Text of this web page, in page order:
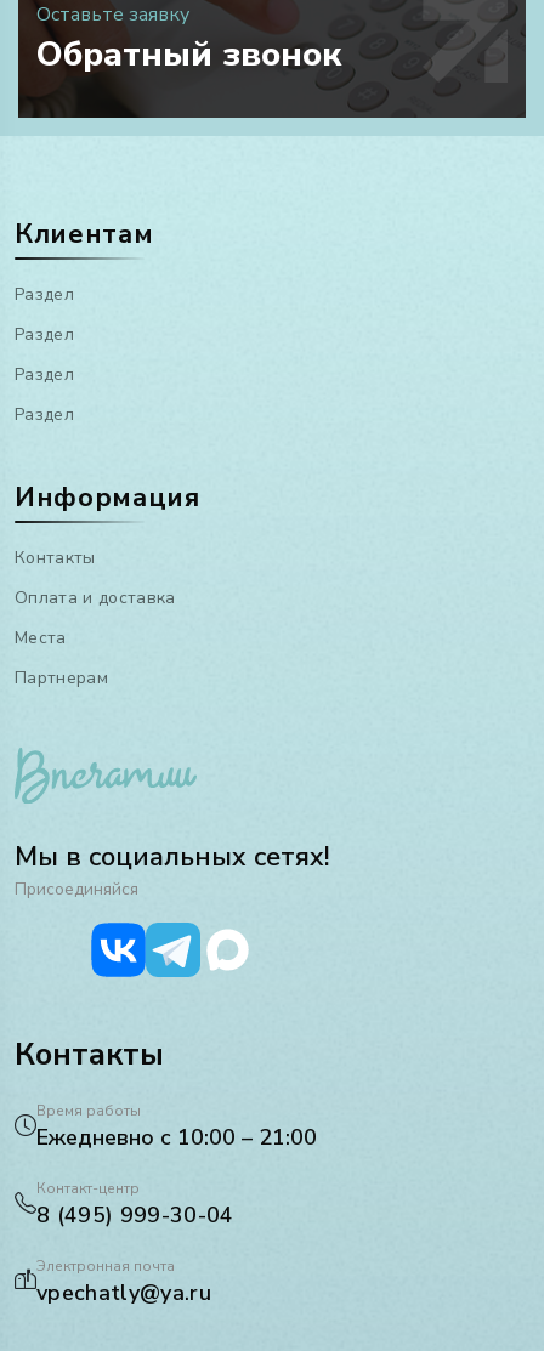
Оставьте заявку
Обратный звонок
Клиентам
Раздел
Раздел
Раздел
Раздел
Информация
Контакты
Оплата и доставка
Места
Партнерам
Мы в социальных сетях!
Присоединяйся
Контакты
Время работы
Ежедневно с 10:00 – 21:00
Контакт-центр
8 (495) 999-30-04
Электронная почта
vpechatly@ya.ru